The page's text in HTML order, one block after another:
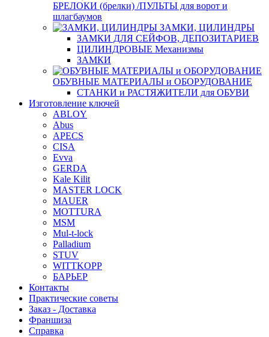
БРЕЛОКИ (брелки) /ПУЛЬТЫ для ворот и
шлагбаумов
ЗАМКИ, ЦИЛИНДРЫ
ЗАМКИ ДЛЯ СЕЙФОВ, ДЕПОЗИТАРИЕВ
ЦИЛИНДРОВЫЕ Механизмы
ЗАМКИ
ОБУВНЫЕ МАТЕРИАЛЫ и ОБОРУДОВАНИЕ
СТАНКИ и РАСТЯЖИТЕЛИ для ОБУВИ
Изготовление ключей
ABLOY
Abus
APECS
CISA
Evva
GERDA
Kale Kilit
MASTER LOCK
MAUER
MOTTURA
MSM
Mul-t-lock
Palladium
STUV
WITTKOPP
БАРЬЕР
Контакты
Практические советы
Заказ - Доставка
Франшиза
Справка